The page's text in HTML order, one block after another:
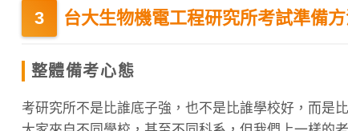
台大生物機電工程研究所考試準備
整體備考心態
考研究所不是比誰底子強，也不是比誰學校好，而是